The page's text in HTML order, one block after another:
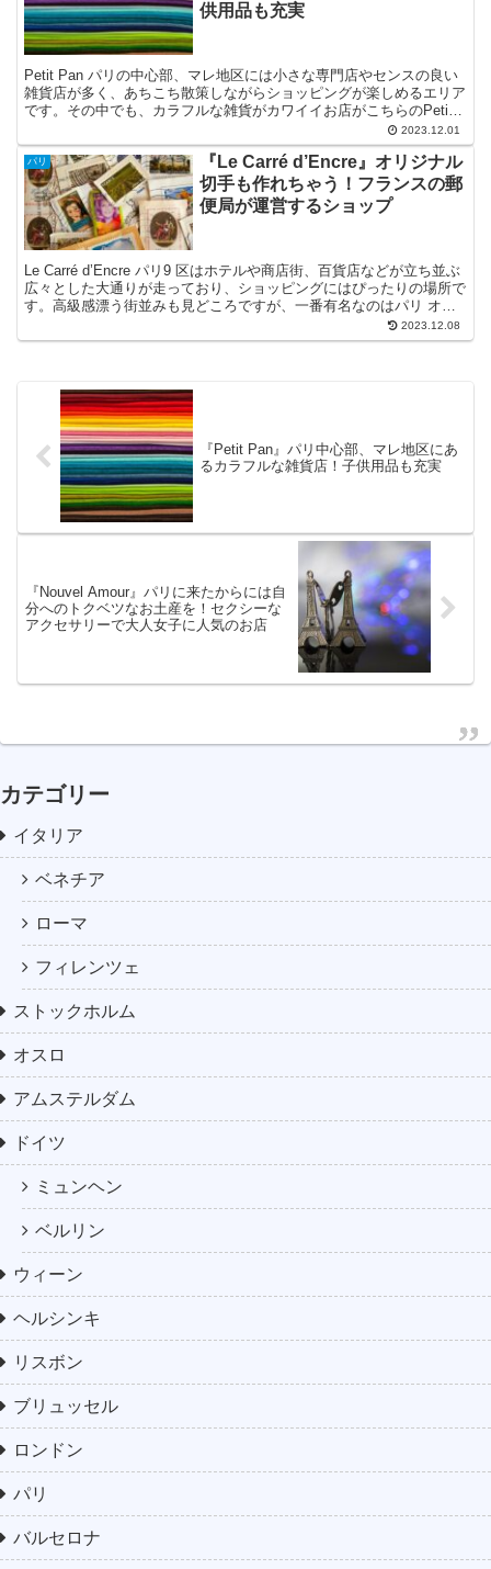
供用品も充実
Petit Pan パリの中心部、マレ地区には小さな専門店やセンスの良い
雑貨店が多く、あちこち散策しながらショッピングが楽しめるエリア
です。その中でも、カラフルな雑貨がカワイイお店がこちらのPetiti
2023.12.01
パリ
『Le Carré d’Encre』オリジナル
切手も作れちゃう！フランスの郵
便局が運営するショップ
Le Carré d’Encre パリ9 区はホテルや商店街、百貨店などが立ち並ぶ
広々とした大通りが走っており、ショッピングにはぴったりの場所で
す。高級感漂う街並みも見どころですが、一番有名なのはパリ オペ
2023.12.08
『Petit Pan』パリ中心部、マレ地区にあ
るカラフルな雑貨店！子供用品も充実
『Nouvel Amour』パリに来たからには自
分へのトクベツなお土産を！セクシーな
アクセサリーで大人女子に人気のお店
カテゴリー
イタリア
ベネチア
ローマ
フィレンツェ
ストックホルム
オスロ
アムステルダム
ドイツ
ミュンヘン
ベルリン
ウィーン
ヘルシンキ
リスボン
ブリュッセル
ロンドン
パリ
バルセロナ